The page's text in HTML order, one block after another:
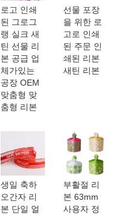
로고 인쇄
된 그로그
랭 실크 새
틴 선물 리
본 공급 업
체가있는
공장 OEM
맞춤형 맞
춤형 리본
선물 포장
을 위한 로
고로 인쇄
된 주문 인
쇄된 리본
새틴 리본
생일 축하
오간자 리
본 단일 얼
부활절 리
본 63mm
사용자 정